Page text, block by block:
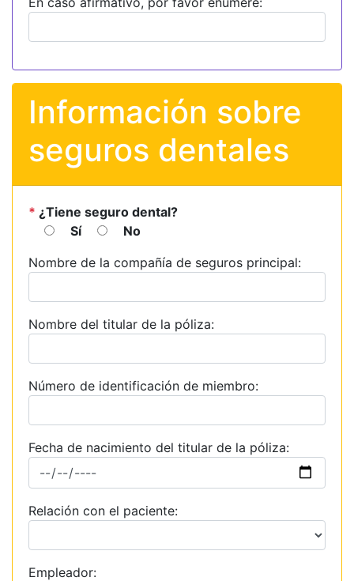
Información sobre
seguros dentales
* ¿Tiene seguro dental?
Sí
No
Nombre de la compañía de seguros principal:
Nombre del titular de la póliza:
Número de identificación de miembro:
Fecha de nacimiento del titular de la póliza:
Relación con el paciente:
Empleador: